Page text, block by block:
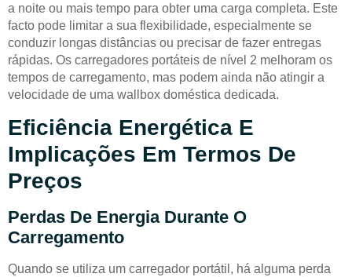
a noite ou mais tempo para obter uma carga completa. Este
facto pode limitar a sua flexibilidade, especialmente se
conduzir longas distâncias ou precisar de fazer entregas
rápidas. Os carregadores portáteis de nível 2 melhoram os
tempos de carregamento, mas podem ainda não atingir a
velocidade de uma wallbox doméstica dedicada.
Eficiência Energética E
Implicações Em Termos De
Preços
Perdas De Energia Durante O
Carregamento
Quando se utiliza um carregador portátil, há alguma perda